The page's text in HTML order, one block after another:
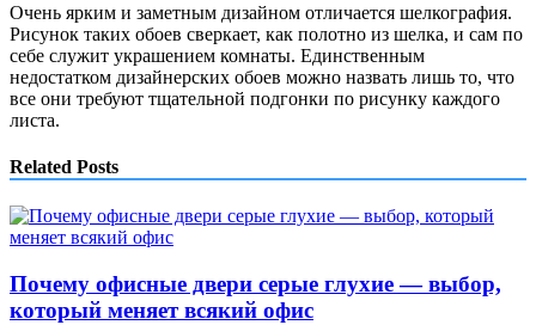
Очень ярким и заметным дизайном отличается шелкография.
Рисунок таких обоев сверкает, как полотно из шелка, и сам по
себе служит украшением комнаты. Единственным
недостатком дизайнерских обоев можно назвать лишь то, что
все они требуют тщательной подгонки по рисунку каждого
листа.
Related Posts
Почему офисные двери серые глухие — выбор,
который меняет всякий офис